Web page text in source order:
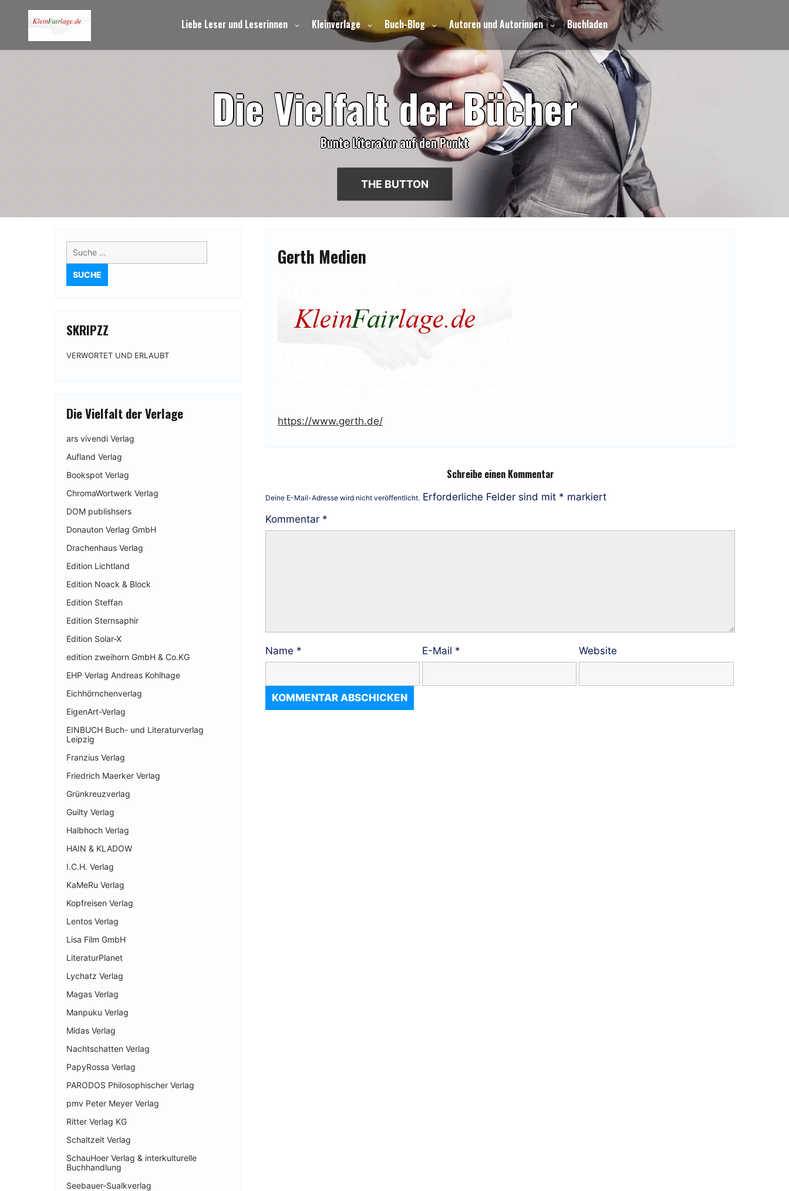
Liebe Leser und Leserinnen Kleinverlage Buch-Blog Autoren und Autorinnen Buchladen
DieVielfaltderBücher
Bunte Literatur auf den Punkt
THE BUTTON
Gerth Medien
https://www.gerth.de/
Schreibe einen Kommentar
Deine E-Mail-Adresse wird nicht veröffentlicht. Erforderliche Felder sind mit * markiert
Kommentar *
Name * E-Mail * Website
Suche
nach:
SKRIPZZ
VERWORTET UND ERLAUBT
Die Vielfalt der Verlage
ars vivendi Verlag
Aufland Verlag
Bookspot Verlag
ChromaWortwerk Verlag
DOM publishsers
Donauton Verlag GmbH
Drachenhaus Verlag
Edition Lichtland
Edition Noack & Block
Edition Steffan
Edition Sternsaphir
Edition Solar-X
edition zweihorn GmbH & Co.KG
EHP Verlag Andreas Kohlhage
Eichhörnchenverlag
EigenArt-Verlag
EINBUCH Buch- und Literaturverlag
Leipzig
Franzius Verlag
Friedrich Maerker Verlag
Grünkreuzverlag
Guilty Verlag
Halbhoch Verlag
HAIN & KLADOW
I.C.H. Verlag
KaMeRu Verlag
Kopfreisen Verlag
Lentos Verlag
Lisa Film GmbH
LiteraturPlanet
Lychatz Verlag
Magas Verlag
Manpuku Verlag
Midas Verlag
Nachtschatten Verlag
PapyRossa Verlag
PARODOS Philosophischer Verlag
pmv Peter Meyer Verlag
Ritter Verlag KG
Schaltzeit Verlag
SchauHoer Verlag & interkulturelle
Buchhandlung
Seebauer-Sualkverlag